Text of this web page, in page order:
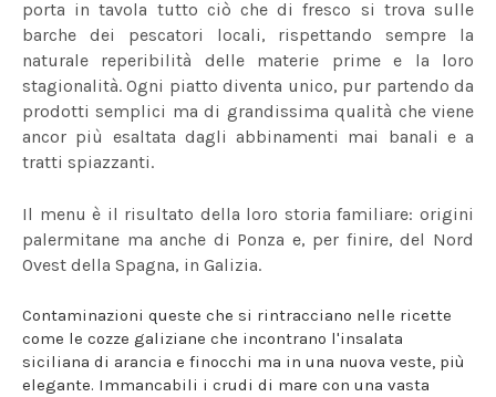
porta in tavola tutto ciò che di fresco si trova sulle
barche dei pescatori locali, rispettando sempre la
naturale reperibilità delle materie prime e la loro
stagionalità. Ogni piatto diventa unico, pur partendo da
prodotti semplici ma di grandissima qualità che viene
ancor più esaltata dagli abbinamenti mai banali e a
tratti spiazzanti.
Il menu è il risultato della loro storia familiare: origini
palermitane ma anche di Ponza e, per finire, del Nord
Ovest della Spagna, in Galizia.
Contaminazioni queste che si rintracciano nelle ricette
come le cozze galiziane che incontrano l'insalata
siciliana di arancia e finocchi ma in una nuova veste, più
elegante. Immancabili i crudi di mare con una vasta